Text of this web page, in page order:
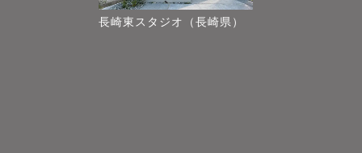
長崎東スタジオ（長崎県）